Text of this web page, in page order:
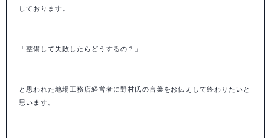
しております。
「整備して失敗したらどうするの？」
と思われた地場工務店経営者に野村氏の言葉をお伝えして終わりたいと
思います。